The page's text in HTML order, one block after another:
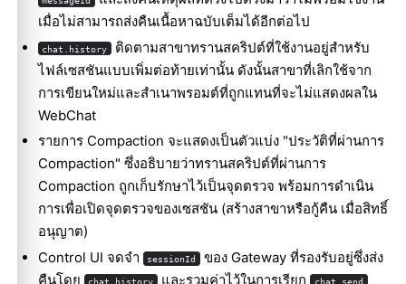
เมื่อไม่สามารถส่งคืนเนื้อหาฉบับเต็มได้อีกต่อไป
chat.history
ติดตามสาขาทรานสคริปต์ที่ใช้งานอยู่สำหรับ
ไฟล์เซสชันแบบเพิ่มต่อท้ายเท่านั้น ดังนั้นสาขาที่เลิกใช้จาก
การเขียนใหม่และสำเนาพรอมต์ที่ถูกแทนที่จะไม่แสดงผลใน
WebChat
รายการ Compaction จะแสดงเป็นตัวแบ่ง "ประวัติที่ผ่านการ
Compaction" ซึ่งอธิบายว่าทรานสคริปต์ที่ผ่านการ
Compaction ถูกเก็บรักษาไว้เป็นจุดตรวจ พร้อมการดำเนิน
การเพื่อเปิดจุดตรวจของเซสชัน (สร้างสาขาหรือกู้คืน เมื่อสิทธิ์
อนุญาต)
Control UI จดจำ
sessionId
ของ Gateway ที่รองรับอยู่ซึ่งส่ง
คืนโดย
chat.history และรวมค่าไว้ในการเรียก chat.send